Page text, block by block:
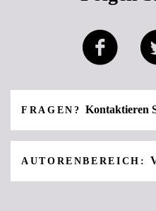
FRAGEN? Kontaktieren
AUTORENBEREICH: